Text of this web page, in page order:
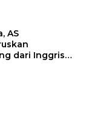
AS
dari Inggris